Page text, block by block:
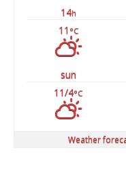
14h
11 °C
sun
11/4°C
Weather